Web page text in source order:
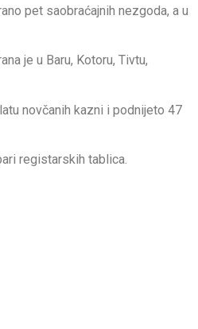
pet saobraćajnih nezgoda, a u
je u Baru, Kotoru, Tivtu,
novčanih kazni i podnijeto 47
registarskih tablica.